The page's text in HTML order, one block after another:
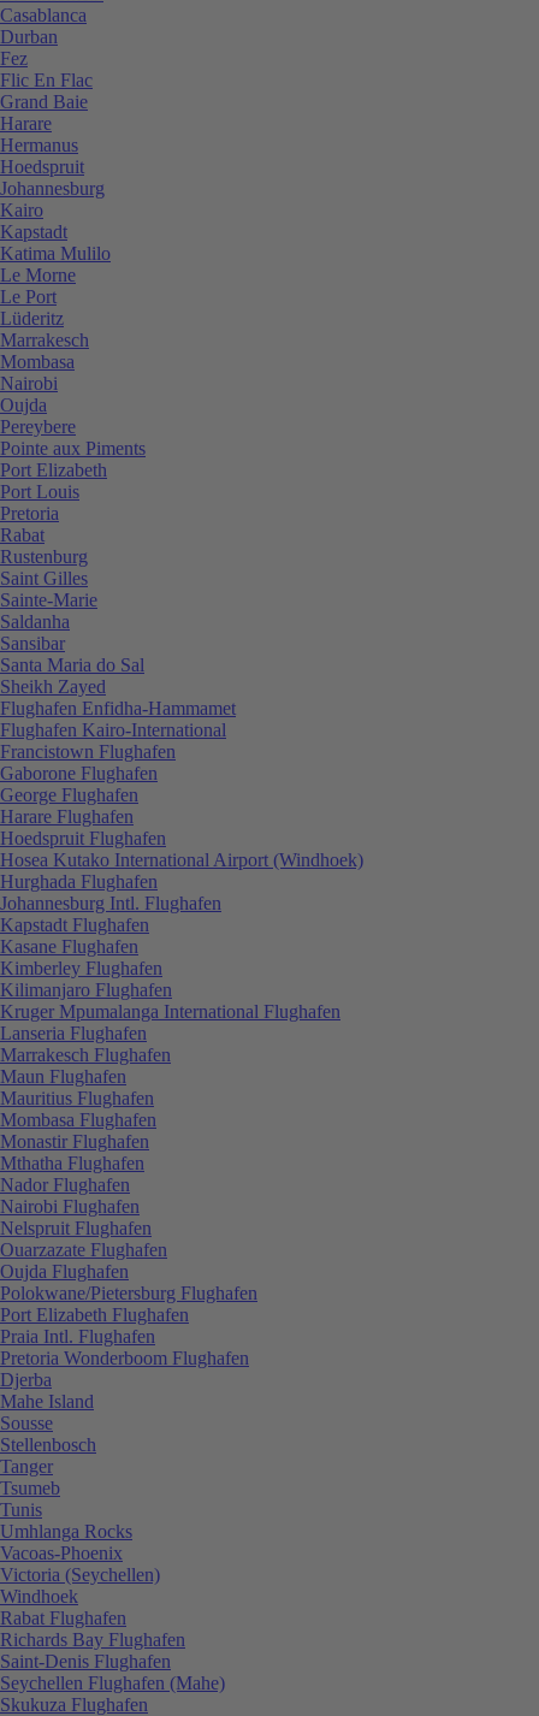
Casablanca
Durban
Fez
Flic En Flac
Grand Baie
Harare
Hermanus
Hoedspruit
Johannesburg
Kairo
Kapstadt
Katima Mulilo
Le Morne
Le Port
Lüderitz
Marrakesch
Mombasa
Nairobi
Oujda
Pereybere
Pointe aux Piments
Port Elizabeth
Port Louis
Pretoria
Rabat
Rustenburg
Saint Gilles
Sainte-Marie
Saldanha
Sansibar
Santa Maria do Sal
Sheikh Zayed
Flughafen Enfidha-Hammamet
Flughafen Kairo-International
Francistown Flughafen
Gaborone Flughafen
George Flughafen
Harare Flughafen
Hoedspruit Flughafen
Hosea Kutako International Airport (Windhoek)
Hurghada Flughafen
Johannesburg Intl. Flughafen
Kapstadt Flughafen
Kasane Flughafen
Kimberley Flughafen
Kilimanjaro Flughafen
Kruger Mpumalanga International Flughafen
Lanseria Flughafen
Marrakesch Flughafen
Maun Flughafen
Mauritius Flughafen
Mombasa Flughafen
Monastir Flughafen
Mthatha Flughafen
Nador Flughafen
Nairobi Flughafen
Nelspruit Flughafen
Ouarzazate Flughafen
Oujda Flughafen
Polokwane/Pietersburg Flughafen
Port Elizabeth Flughafen
Praia Intl. Flughafen
Pretoria Wonderboom Flughafen
Djerba
Mahe Island
Sousse
Stellenbosch
Tanger
Tsumeb
Tunis
Umhlanga Rocks
Vacoas-Phoenix
Victoria (Seychellen)
Windhoek
Rabat Flughafen
Richards Bay Flughafen
Saint-Denis Flughafen
Seychellen Flughafen (Mahe)
Skukuza Flughafen